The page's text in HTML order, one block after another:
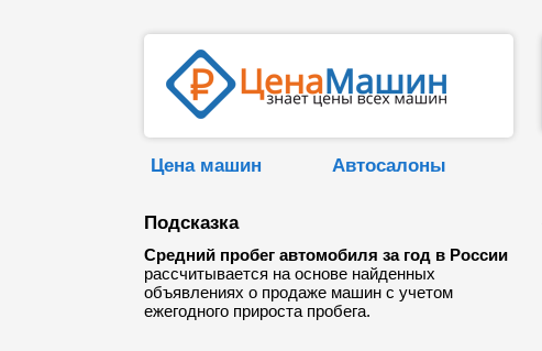
Цена машин Автосалоны
Подсказка
Средний пробег автомобиля за год в России
рассчитывается на основе найденных
объявлениях о продаже машин с учетом
ежегодного прироста пробега.